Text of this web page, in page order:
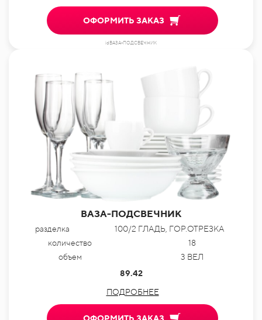
ОФОРМИТЬ ЗАКАЗ
idВАЗА-ПОДСВЕЧНИК
ВАЗА-ПОДСВЕЧНИК
разделка
100/2 ГЛАДЬ, ГОР.ОТРЕЗКА
количество
18
объем
3 ВЕЛ
89.42
ПОДРОБНЕЕ